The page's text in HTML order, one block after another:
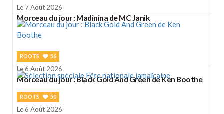
Le 7 Août 2026
Morceau du jour : Madinina de MC Janik
ROOTS 56
Le 6 Août 2026
Morceau du jour : Black Gold And Green de Ken Boothe
ROOTS 50
Le 6 Août 2026